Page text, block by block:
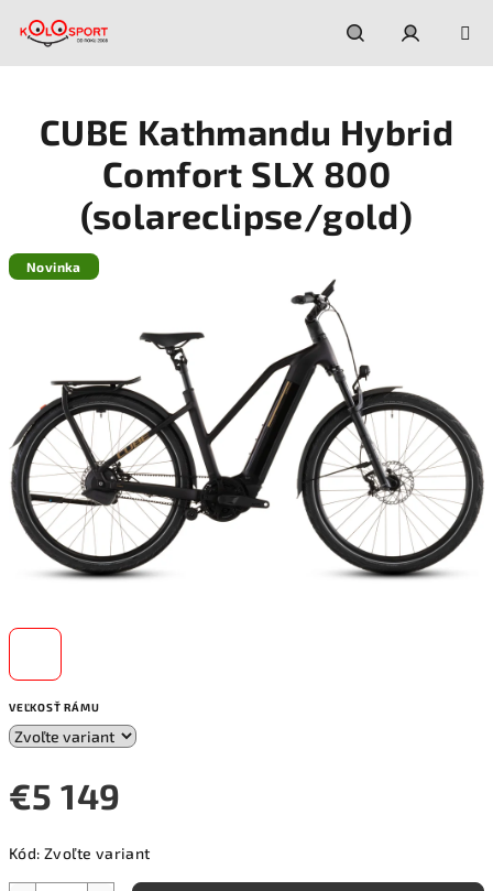
Hľadať
VEĽKOSŤ RÁMU
€5 149
cena:
Kód: Zvoľte variant
CUBE Kathmandu Hybrid
Comfort SLX 800
(solareclipse/gold)
Novinka